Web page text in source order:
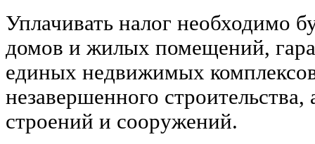
Уплачивать налог необходимо
домов и жилых помещений,
единых недвижимых
незавершенного
строений и сооружений.